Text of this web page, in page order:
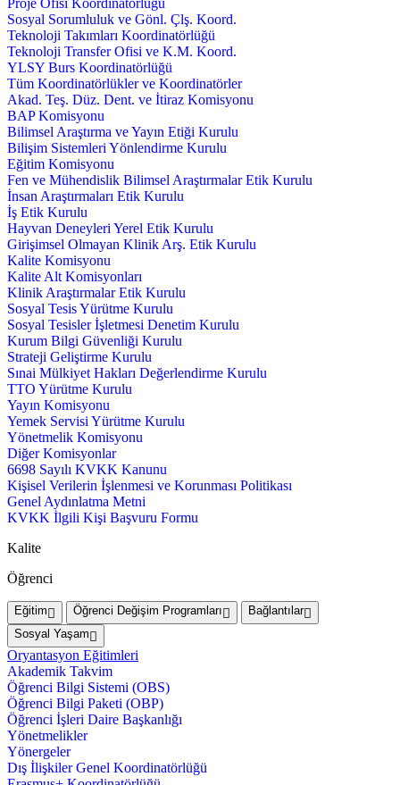
Proje Ofisi Koordinatörlüğü
Sosyal Sorumluluk ve Gönl. Çlş. Koord.
Teknoloji Takımları Koordinatörlüğü
Teknoloji Transfer Ofisi ve K.M. Koord.
YLSY Burs Koordinatörlüğü
Tüm Koordinatörlükler ve Koordinatörler
Akad. Teş. Düz. Dent. ve İtiraz Komisyonu
BAP Komisyonu
Bilimsel Araştırma ve Yayın Etiği Kurulu
Bilişim Sistemleri Yönlendirme Kurulu
Eğitim Komisyonu
Fen ve Mühendislik Bilimsel Araştırmalar Etik Kurulu
İnsan Araştırmaları Etik Kurulu
İş Etik Kurulu
Hayvan Deneyleri Yerel Etik Kurulu
Girişimsel Olmayan Klinik Arş. Etik Kurulu
Kalite Komisyonu
Kalite Alt Komisyonları
Klinik Araştırmalar Etik Kurulu
Sosyal Tesis Yürütme Kurulu
Sosyal Tesisler İşletmesi Denetim Kurulu
Kurum Bilgi Güvenliği Kurulu
Strateji Geliştirme Kurulu
Sınai Mülkiyet Hakları Değerlendirme Kurulu
TTO Yürütme Kurulu
Yayın Komisyonu
Yemek Servisi Yürütme Kurulu
Yönetmelik Komisyonu
Diğer Komisyonlar
6698 Sayılı KVKK Kanunu
Kişisel Verilerin İşlenmesi ve Korunması Politikası
Genel Aydınlatma Metni
KVKK İlgili Kişi Başvuru Formu
Kalite
Öğrenci
Eğitim Öğrenci Değişim Programları
Bağlantılar
Sosyal Yaşam
Oryantasyon Eğitimleri
Akademik Takvim
Öğrenci Bilgi Sistemi (OBS)
Öğrenci Bilgi Paketi (OBP)
Öğrenci İşleri Daire Başkanlığı
Yönetmelikler
Yönergeler
Dış İlişkiler Genel Koordinatörlüğü